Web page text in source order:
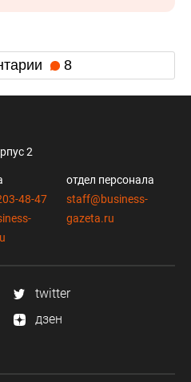
8
2
48-47
отдел персонала
staff@business-
gazeta.ru
twitter
дзен